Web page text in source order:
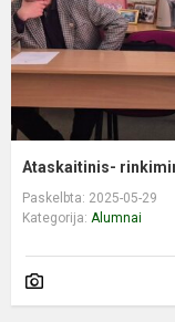
Ataskaitinis-
Paskelbta: 2025-05-29
Kategorija: Alumnai